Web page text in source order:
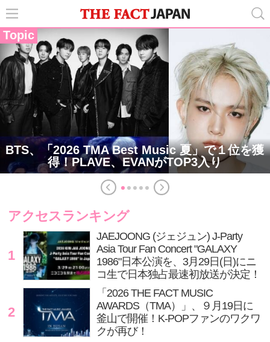
Topic
BTS、「2026 TMA Best Music 夏」で１位を獲
得！PLAVE、EVANがTOP3入り
アクセスランキング
1
JAEJOONG (ジェジュン) J-Party
Asia Tour Fan Concert "GALAXY
1986"日本公演を、3月29日(日)にニ
コ生で日本独占最速初放送が決定！
2
「2026 THE FACT MUSIC
AWARDS（TMA）」、９月19日に
釜山で開催！K-POPファンのワクワ
クが再び！